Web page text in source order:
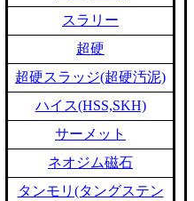
スラリー
超硬
超硬スラッジ(超硬汚泥)
ハイス(HSS,SKH)
サーメット
ネオジム磁石
タンモリ(タングステン